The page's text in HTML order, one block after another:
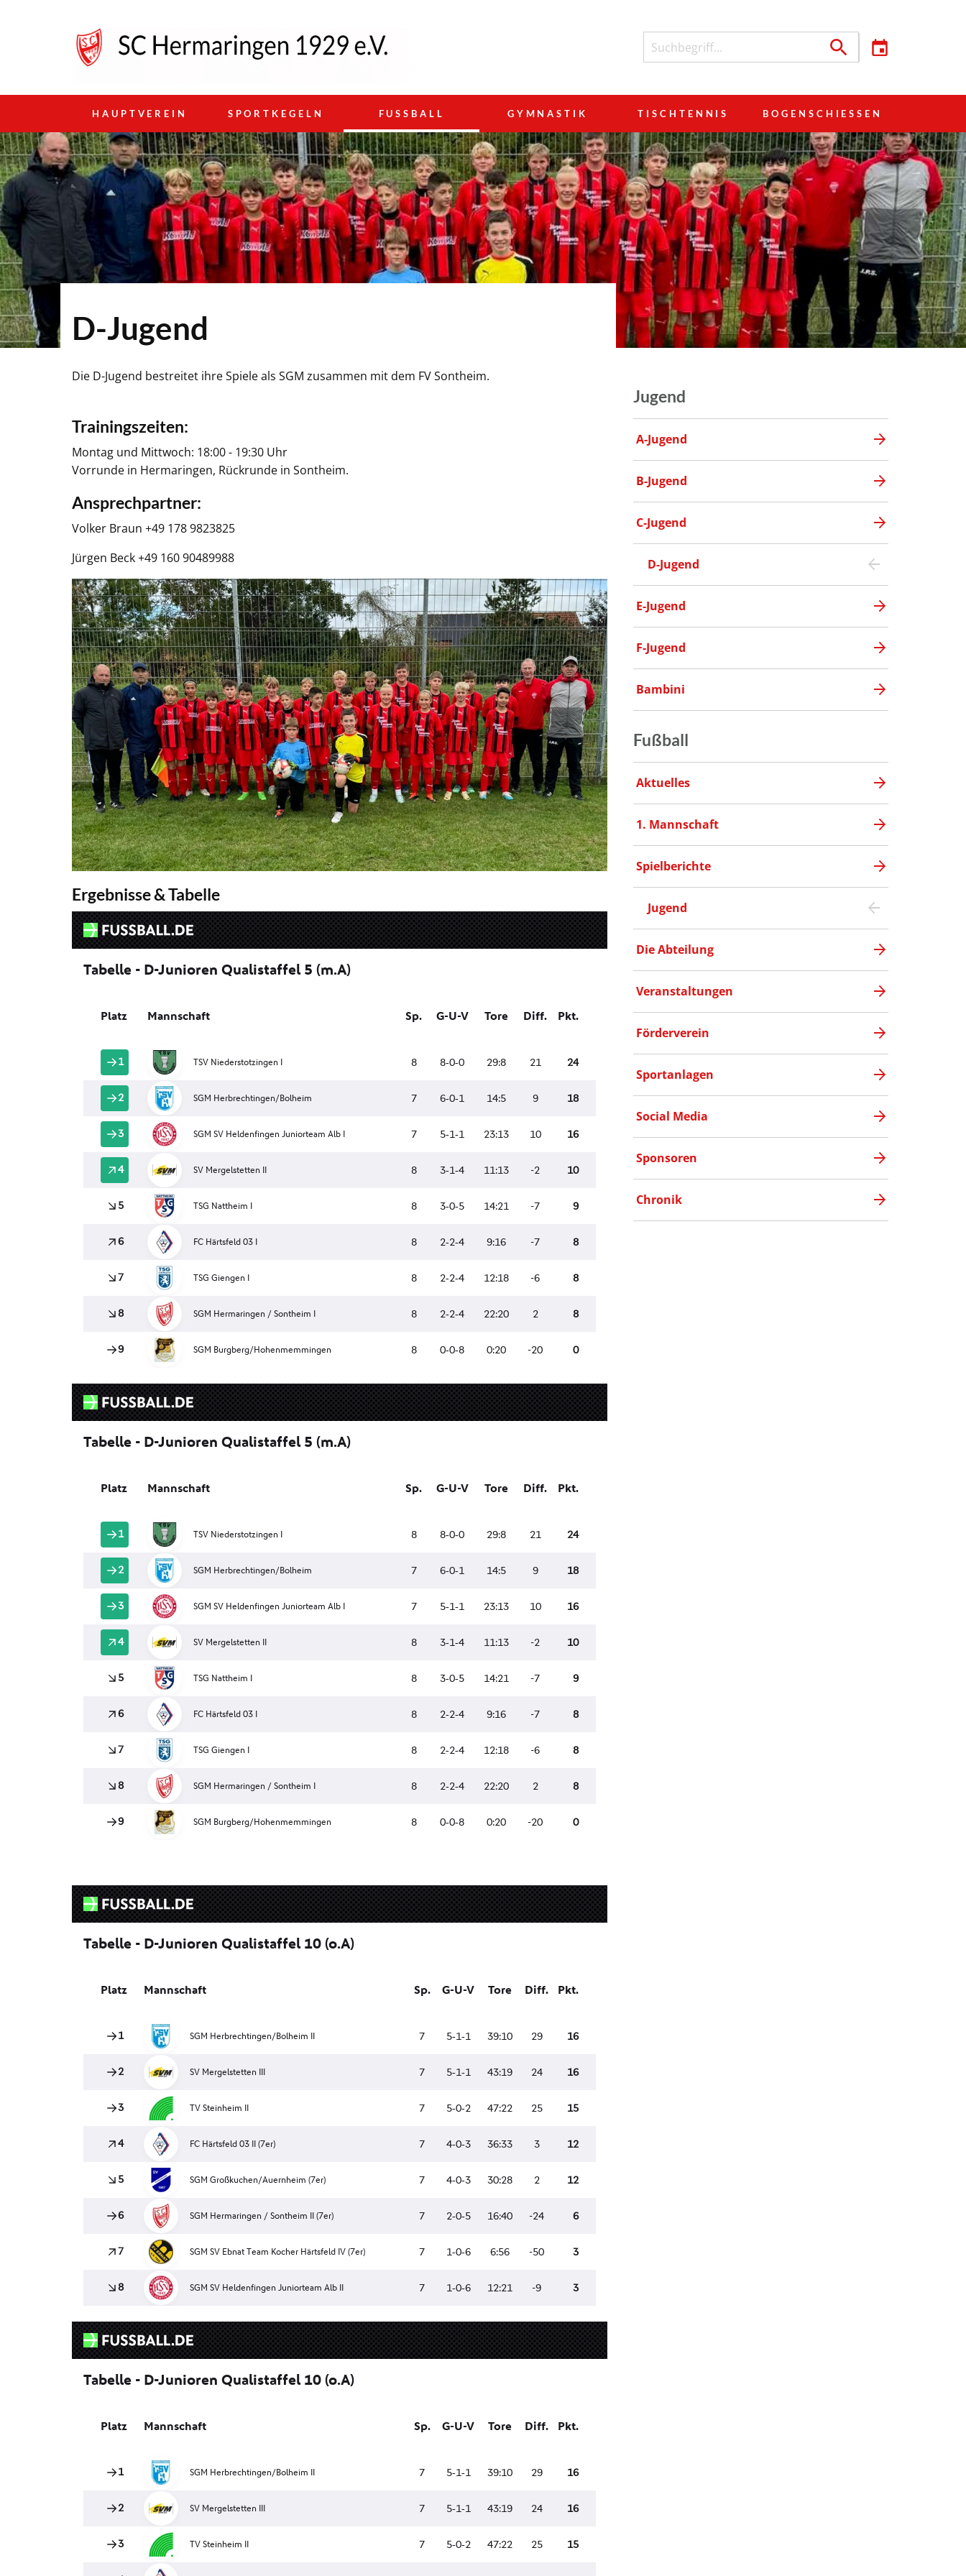
HAUPTVEREIN SPORTKEGELN FUSSBALL GYMNASTIK TISCHTENNIS BOGENSCHIESSEN
D-Jugend
Die D-Jugend bestreitet ihre Spiele als SGM zusammen mit dem FV Sontheim.
Trainingszeiten:
Montag und Mittwoch: 18:00 - 19:30 Uhr
Vorrunde in Hermaringen, Rückrunde in Sontheim.
Ansprechpartner:
Volker Braun +49 178 9823825
Jürgen Beck +49 160 90489988
Ergebnisse & Tabelle
Jugend
A-Jugend
B-Jugend
C-Jugend
D-Jugend
E-Jugend
F-Jugend
Bambini
Fußball
Aktuelles
1. Mannschaft
Spielberichte
Jugend
Die Abteilung
Veranstaltungen
Förderverein
Sportanlagen
Social Media
Sponsoren
Chronik